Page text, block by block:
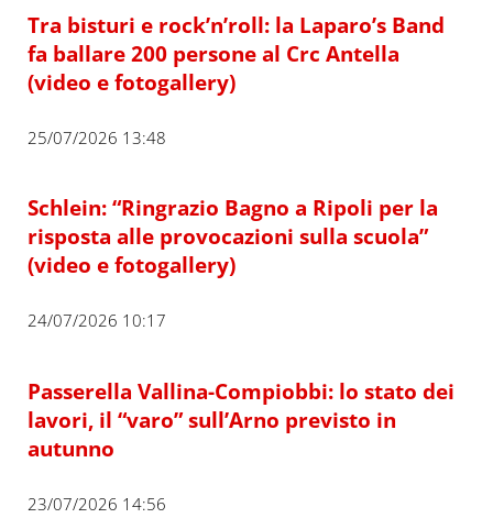
Tra bisturi e rock’n’roll: la Laparo’s Band
fa ballare 200 persone al Crc Antella
(video e fotogallery)
25/07/2026 13:48
Schlein: “Ringrazio Bagno a Ripoli per la
risposta alle provocazioni sulla scuola”
(video e fotogallery)
24/07/2026 10:17
Passerella Vallina-Compiobbi: lo stato dei
lavori, il “varo” sull’Arno previsto in
autunno
23/07/2026 14:56